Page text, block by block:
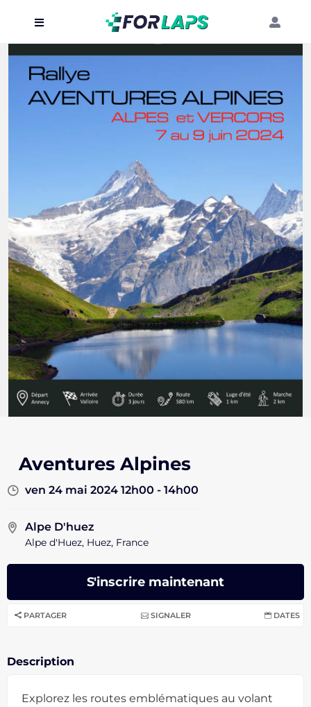
Carte
Événements
Aventures Alpines
ven 24 mai 2024 12h00 - 14h00
Alpe D'huez
Alpe d'Huez, Huez, France
S'inscrire maintenant
PARTAGER SIGNALER DATES
Description
Explorez les routes emblématiques au volant